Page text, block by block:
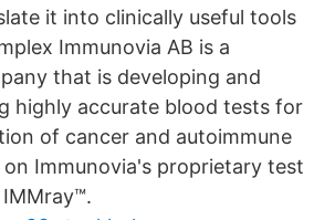
it into clinically useful tools
Immunovia AB is a
that is developing and
highly accurate blood tests for
of cancer and autoimmune
on Immunovia's proprietary test